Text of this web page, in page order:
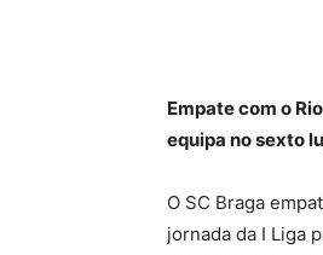
Empate com o
equipa no sexto
O SC Braga
jornada da I Liga